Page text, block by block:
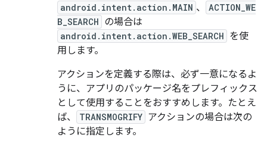
android.intent.action.MAIN 、
ACTION_WE
B_SEARCH の場合は
android.intent.action.WEB_SEARCH を使
用します。
アクションを定義する際は、必ず一意になるよ
うに、アプリのパッケージ名をプレフィックス
として使用することをおすすめします。たとえ
ば、
TRANSMOGRIFY アクションの場合は次の
ように指定します。